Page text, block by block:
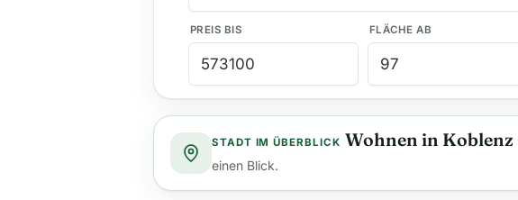
PREIS BIS FLÄCHE AB
STADT IM ÜBERBLICK Wohnen in Koblenz
einen Blick.